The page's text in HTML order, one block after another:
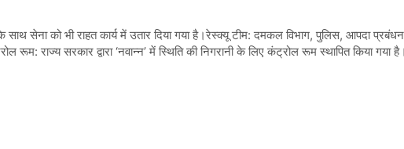
सेना को भी राहत कार्य में उतार दिया गया है।रेस्क्यू टीम: दमकल विभाग, पुलिस, आपदा
राज्य सरकार द्वारा ‘नवान्न’ में स्थिति की निगरानी के लिए कंट्रोल रूम स्थापित किया गया है।